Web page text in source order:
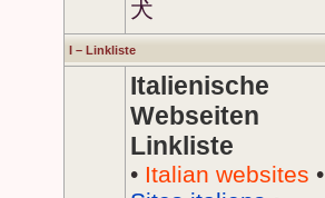
犬
I – Linkliste
Italienische
Webseiten
Linkliste
• Italian websites •